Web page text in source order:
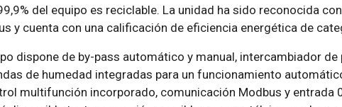
del equipo es reciclable. La unidad ha sido reconocida
y cuenta con una calificación de eficiencia energética de
dispone de by-pass automático y manual, intercambiador de
de humedad integradas para un funcionamiento
multifunción incorporado, comunicación Modbus y entrada